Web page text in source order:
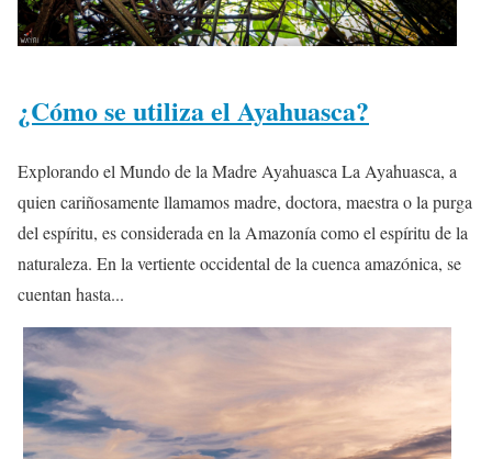
¿Cómo se utiliza el Ayahuasca?
Explorando el Mundo de la Madre Ayahuasca La Ayahuasca, a
quien cariñosamente llamamos madre, doctora, maestra o la purga
del espíritu, es considerada en la Amazonía como el espíritu de la
naturaleza. En la vertiente occidental de la cuenca amazónica, se
cuentan hasta...